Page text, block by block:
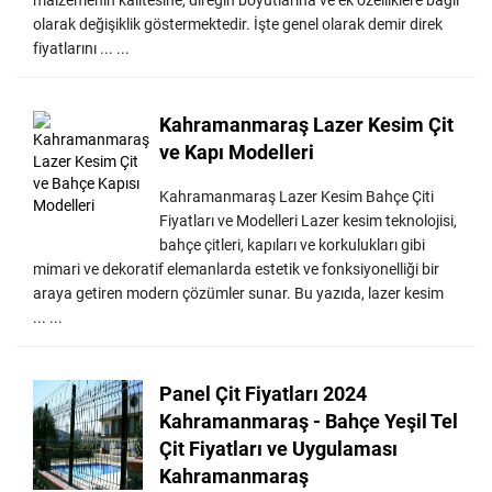
olarak değişiklik göstermektedir. İşte genel olarak demir direk
fiyatlarını ... ...
Kahramanmaraş Lazer Kesim Çit
ve Kapı Modelleri
Kahramanmaraş Lazer Kesim Bahçe Çiti
Fiyatları ve Modelleri Lazer kesim teknolojisi,
bahçe çitleri, kapıları ve korkulukları gibi
mimari ve dekoratif elemanlarda estetik ve fonksiyonelliği bir
araya getiren modern çözümler sunar. Bu yazıda, lazer kesim
... ...
Panel Çit Fiyatları 2024
Kahramanmaraş - Bahçe Yeşil Tel
Çit Fiyatları ve Uygulaması
Kahramanmaraş